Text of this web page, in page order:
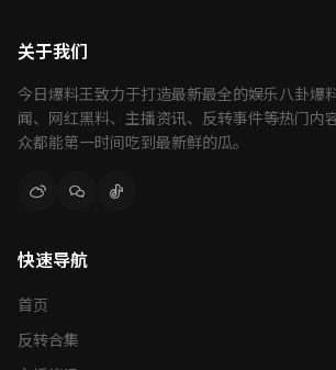
关于我们
今日爆料王致力于打造最新最全的娱乐八卦爆
闻、网红黑料、主播资讯、反转事件等热门内
众都能第一时间吃到最新鲜的瓜。
快速导航
首页
反转合集